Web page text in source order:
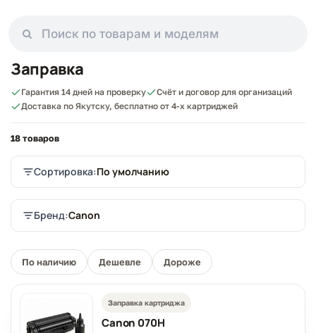
Заправка
Гарантия 14 дней на проверку
Счёт и договор для организаций
Доставка по Якутску, бесплатно от 4-х картриджей
18 товаров
Сортировка:По умолчанию
Бренд:Canon
По наличию Дешевле Дороже
Заправка картриджа
Canon 070H